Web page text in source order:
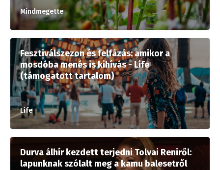
Mindmegette
Fesztiválszezon és felfázás: amikor a
mosdóba menés is kihívás - Life
(támogatott tartalom)
Life
Durva álhír kezdett terjedni Tolvai Reniről:
lapunknak szólalt meg a kamu balesetről